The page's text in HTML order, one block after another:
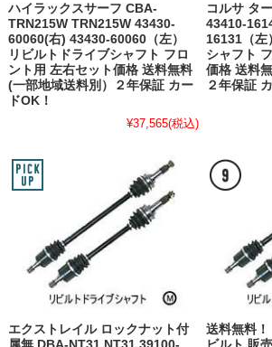
ハイラックスサーフ CBA-
TRN215W TRN215W 43430-
60060(右) 43430-60060（左）
リビルトドライブシャフト フロ
ント用 左右セット価格 送料無料
(一部地域送料別）２年保証 カー
ドOK！
¥37,565(税込)
コルサ タ
43410-
16131（左
シャフト
価格 送料
２年保証
エクストレイル ロックナット付
送料無料